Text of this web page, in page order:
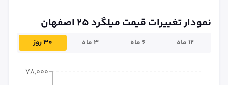
نمودار تغییرات قیمت میلگرد ۲۵ اصفهان
۱۲ ماه ۶ ماه ۳ ماه ۳۰ روز
۷۸٬۰۰۰